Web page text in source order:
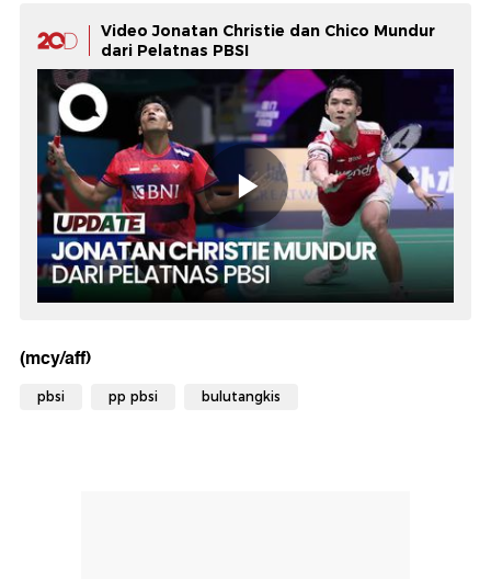
Video Jonatan Christie dan Chico Mundur
dari Pelatnas PBSI
(mcy/aff)
pbsi pp pbsi bulutangkis